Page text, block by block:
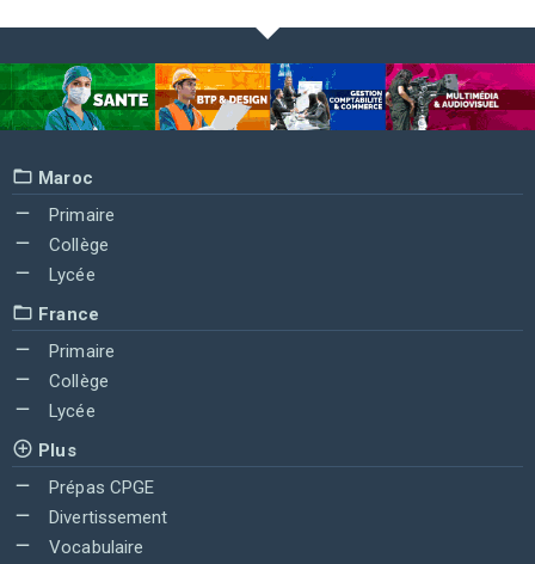
Maroc
Primaire
Collège
Lycée
France
Primaire
Collège
Lycée
Plus
Prépas CPGE
Divertissement
Vocabulaire